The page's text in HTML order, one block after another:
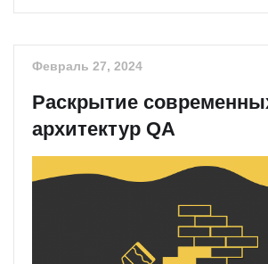
Февраль 27, 2024
Раскрытие
архитектур QA